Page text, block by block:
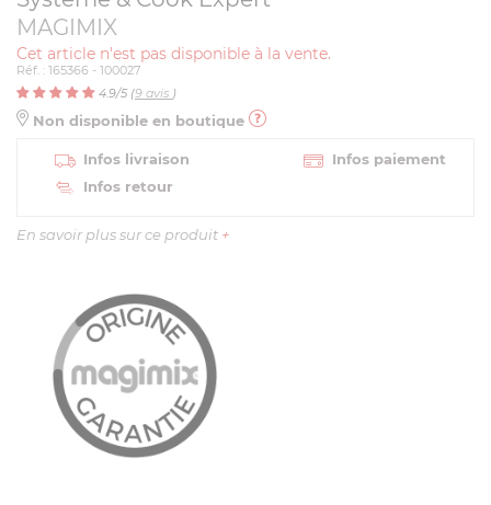
MAGIMIX
Cet article n'est pas disponible à la vente.
Réf. : 165366 - 100027
4.9/5 (9 avis )
Non disponible en boutique
Infos livraison
Infos paiement
Infos retour
En savoir plus sur ce produit +